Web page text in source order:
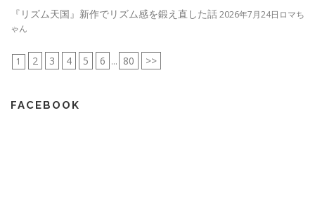
『リズム天国』新作でリズム感を鍛え直した話2026年7月24日ロマち
ゃん
1 2 3 4 5 6 ... 80 >>
FACEBOOK